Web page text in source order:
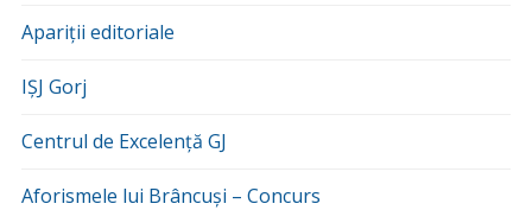
Apariții editoriale
IȘJ Gorj
Centrul de Excelență GJ
Aforismele lui Brâncuși – Concurs